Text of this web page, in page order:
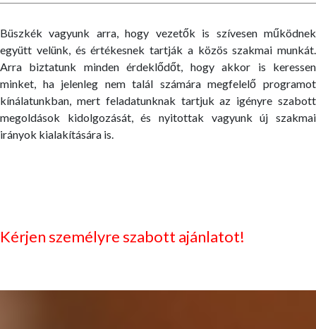
Büszkék vagyunk arra, hogy vezetők is szívesen működnek
együtt velünk, és értékesnek tartják a közös szakmai munkát.
Arra biztatunk minden érdeklődőt, hogy akkor is keressen
minket, ha jelenleg nem talál számára megfelelő programot
kínálatunkban, mert feladatunknak tartjuk az igényre szabott
megoldások kidolgozását, és nyitottak vagyunk új szakmai
irányok kialakítására is.
Kérjen személyre szabott ajánlatot!